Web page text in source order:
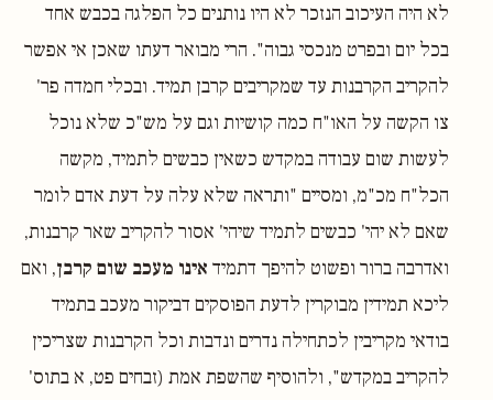
לא היה העיכוב הנזכר לא היו נותנים כל הפלגה בכבש אחד
בכל יום ובפרט מנכסי גבוה". הרי מבואר דעתו שאכן אי אפשר
להקריב הקרבנות עד שמקריבים קרבן תמיד. ובכלי חמדה פר'
צו הקשה על האו"ח כמה קושיות וגם על מש"כ שלא נוכל
לעשות שום עבודה במקדש כשאין כבשים לתמיד, מקשה
הכל"ח מכ"מ, ומסיים "ותראה שלא עלה על דעת אדם לומר
שאם לא יהי' כבשים לתמיד שיהי' אסור להקריב שאר קרבנות,
ואדרבה ברור ופשוט להיפך דתמיד אינו מעכב שום קרבן, ואם
ליכא תמידין מבוקרין לדעת הפוסקים דביקור מעכב בתמיד
בודאי מקריבין לכתחילה נדרים ונדבות וכל הקרבנות שצריכין
להקריב במקדש", ולהוסיף שהשפת אמת (זבחים פט, א בתוס'